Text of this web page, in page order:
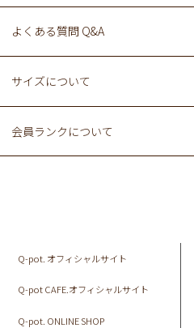
よくある質問 Q&A
サイズについて
会員ランクについて
Q-pot. オフィシャルサイト
Q-pot CAFE.オフィシャルサイト
Q-pot. ONLINE SHOP